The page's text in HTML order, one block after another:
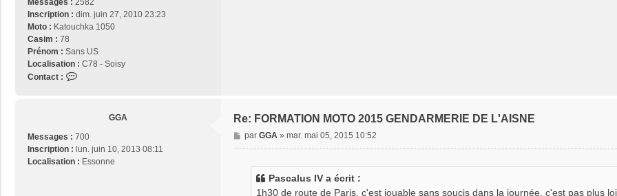
Messages : 2582
Inscription : dim. juin 27, 2010 23:23
Moto : Katouchka 1050
Casim : 78
Prénom : Sans US
Localisation : C78 - Soisy
Contact :
c
t
e
GGA
Messages : 700
Inscription : lun. juin 10, 2013 08:11
Localisation : Essonne
Re: FORMATION MOTO 2015 GENDARMERIE DE L'AISNE
M
e
par GGA» mar. mai 05, 2015 10:52
Pascalus IV a écrit :
1h30 de route de Paris, c'est jouable sans soucis dans la journée, c'est pas plus